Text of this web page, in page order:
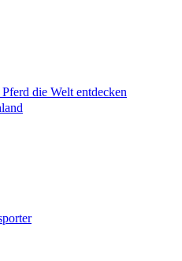
die Welt entdecken